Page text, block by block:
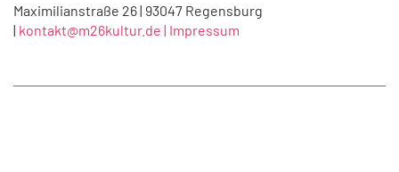
Maximilianstraße 26 | 93047 Regensburg
| kontakt@m26kultur.de | Impressum